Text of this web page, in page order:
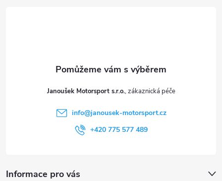
Janoušek Motorsport s.r.o.
info@janousek-motorsport.cz
+420 775 577 489
Informace pro vás